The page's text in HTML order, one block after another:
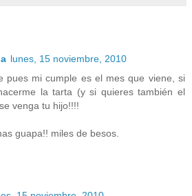
lunes, 15 noviembre, 2010
pues mi cumple es el mes que viene, si
la tarta (y si quieres también el
venga tu hijo!!!!
guapa!! miles de besos.